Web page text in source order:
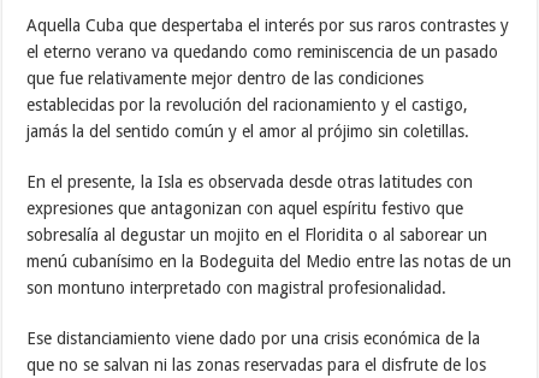
Aquella Cuba que despertaba el interés por sus raros contrastes y
el eterno verano va quedando como reminiscencia de un pasado
que fue relativamente mejor dentro de las condiciones
establecidas por la revolución del racionamiento y el castigo,
jamás la del sentido común y el amor al prójimo sin coletillas.
En el presente, la Isla es observada desde otras latitudes con
expresiones que antagonizan con aquel espíritu festivo que
sobresalía al degustar un mojito en el Floridita o al saborear un
menú cubanísimo en la Bodeguita del Medio entre las notas de un
son montuno interpretado con magistral profesionalidad.
Ese distanciamiento viene dado por una crisis económica de la
que no se salvan ni las zonas reservadas para el disfrute de los